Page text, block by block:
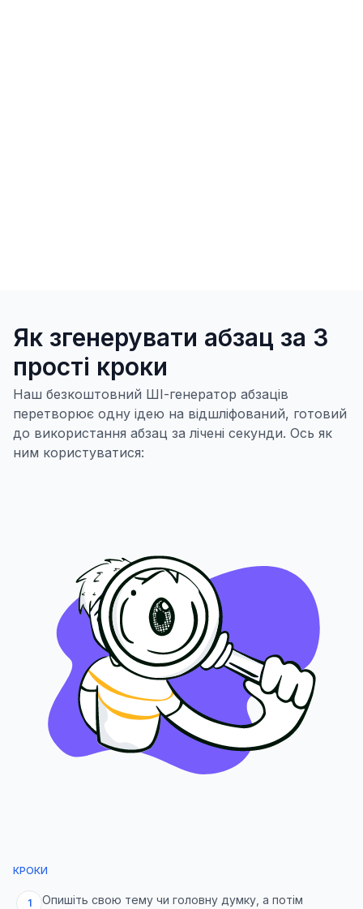
Як згенерувати абзац за 3
прості кроки
Наш безкоштовний ШІ-генератор абзаців
перетворює одну ідею на відшліфований, готовий
до використання абзац за лічені секунди. Ось як
ним користуватися:
КРОКИ
1
Опишіть свою тему чи головну думку, а потім